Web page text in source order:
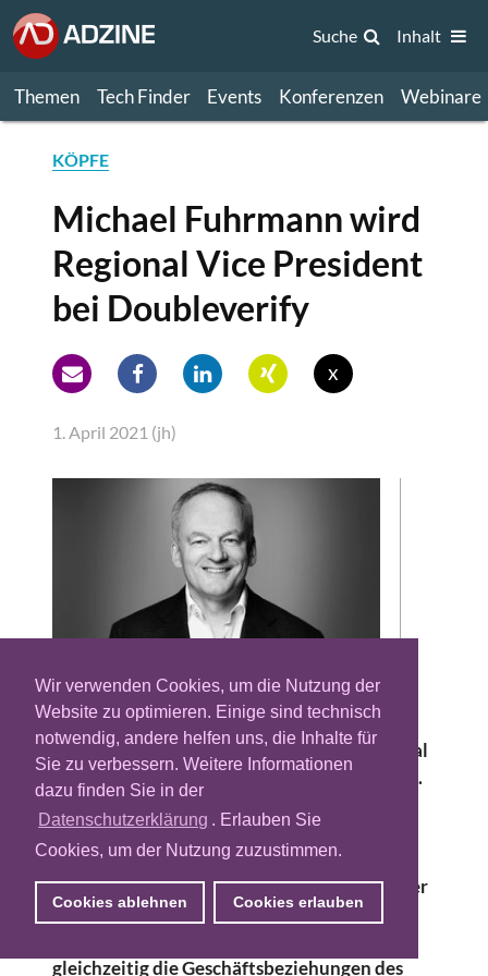
Wir verwenden Cookies, um die Nutzung der
Website zu optimieren. Einige sind technisch
notwendig, andere helfen uns, die Inhalte für
Sie zu verbessern. Weitere Informationen
dazu finden Sie in der
Datenschutzerklärung . Erlauben Sie
Cookies, um der Nutzung zuzustimmen.
Cookies ablehnen Cookies erlauben
Themen Tech Finder Events Konferenzen Webinare
Suche Inhalt
KÖPFE
Michael Fuhrmann wird
Regional Vice President
bei Doubleverify
x
1. April 2021 (jh)
Der Mess- und Analysedienstleister
Doubleverify bekommt einen neuen Regional
Vice President DACH und Zentralosteuropa.
konnte Michael Fuhrmann für die Stelle
gewonnen werden. Fuhrmann ist seit fast 25
Jahren in der Branche tätig und wird in seiner
neuen Funktion die Position von
gleichzeitig die Geschäftsbeziehungen des